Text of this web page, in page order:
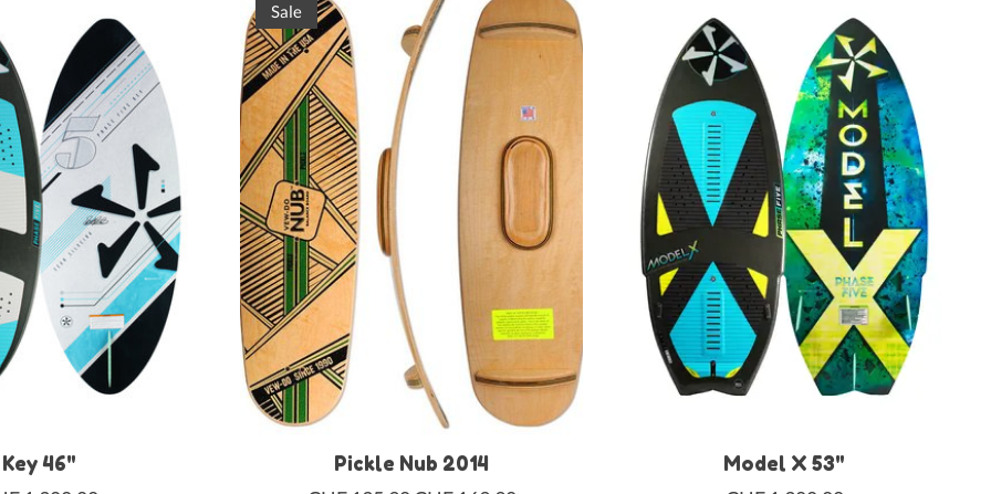
Key 46"
Sale
Pickle Nub 2014
Model X 53"